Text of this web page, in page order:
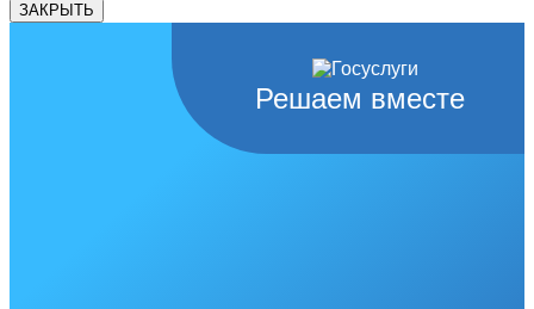
ЗАКРЫТЬ
Решаем вместе